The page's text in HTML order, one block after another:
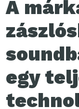
A
egy